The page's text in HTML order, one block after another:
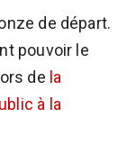
de départ.
pouvoir le
de la
à la